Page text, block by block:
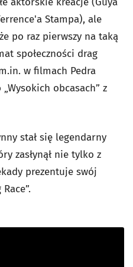
Stampa), ale
po raz pierwszy na taką
społeczności drag
w filmach Pedra
obcasach” z
stał się legendarny
zasłynął nie tylko z
prezentuje swój